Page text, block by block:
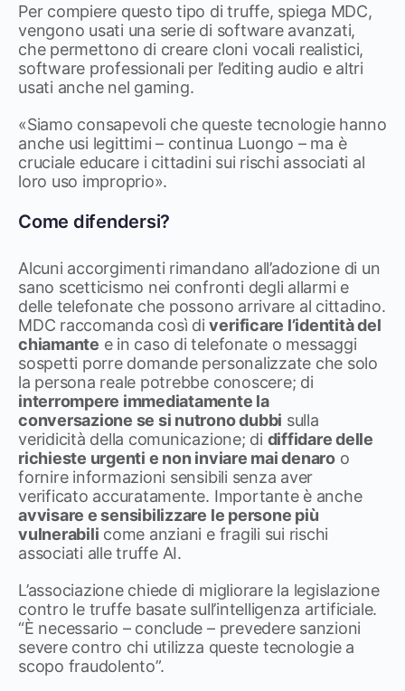
Per compiere questo tipo di truffe, spiega MDC,
vengono usati una serie di software avanzati,
che permettono di creare cloni vocali realistici,
software professionali per l’editing audio e altri
usati anche nel gaming.
«Siamo consapevoli che queste tecnologie hanno
anche usi legittimi – continua Luongo – ma è
cruciale educare i cittadini sui rischi associati al
loro uso improprio».
Come difendersi?
Alcuni accorgimenti rimandano all’adozione di un
sano scetticismo nei confronti degli allarmi e
delle telefonate che possono arrivare al cittadino.
MDC raccomanda così diverificare l’identità del
chiamante e in caso di telefonate o messaggi
sospetti porre domande personalizzate che solo
la persona reale potrebbe conoscere; di
interrompere immediatamente la
conversazione se si nutrono dubbi sulla
veridicità della comunicazione; di diffidare delle
richieste urgenti e non inviare mai denaroo
fornire informazioni sensibili senza aver
verificato accuratamente. Importante è anche
avvisare e sensibilizzare le persone più
vulnerabili come anziani e fragili sui rischi
associati alle truffe AI.
L’associazione chiede di migliorare la legislazione
contro le truffe basate sull’intelligenza artificiale.
“È necessario – conclude – prevedere sanzioni
severe contro chi utilizza queste tecnologie a
scopo fraudolento”.